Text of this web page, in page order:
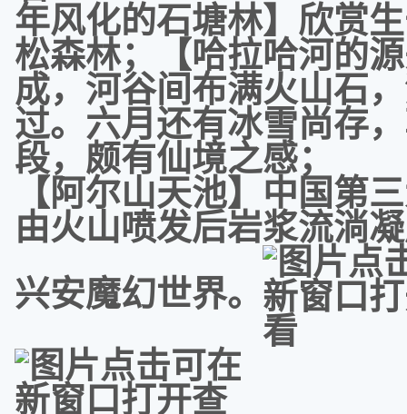
年风化的石塘林】欣赏
松森林；【哈拉哈河的
成，河谷间布满火山石
过。六月还有冰雪尚存
段，颇有仙境之感；
【阿尔山天池】中国第
由火山喷发后岩浆流淌
兴安魔幻世界。